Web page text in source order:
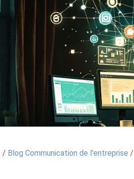
/ Blog Communication de l'entreprise /